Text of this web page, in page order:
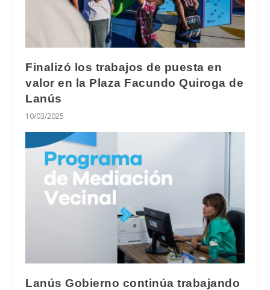
Finalizó los trabajos de puesta en
valor en la Plaza Facundo Quiroga de
Lanús
10/03/2025
Lanús Gobierno continúa trabajando